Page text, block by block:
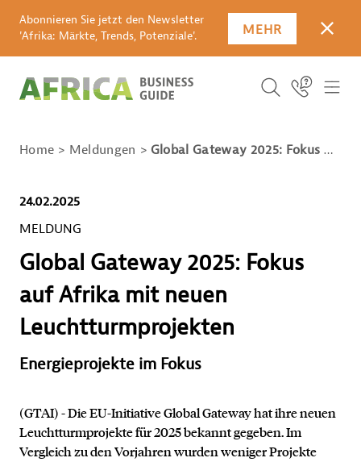
Abonnieren Sie jetzt den Newsletter
'Afrika: Märkte, Trends, Potenziale'.
MEHR
ICON
SUCHBEGRIFF
SUCHEN
Icon Link
Home Meldungen Global Gateway 2025: Fokus auf Afrika mit neuen Leuchtturmprojekten
24.02.2025
MELDUNG
Global Gateway 2025: Fokus
auf Afrika mit neuen
Leuchtturmprojekten
Energieprojekte im Fokus
(GTAI) - Die EU-Initiative Global Gateway hat ihre neuen
Leuchtturmprojekte für 2025 bekannt gegeben. Im
Vergleich zu den Vorjahren wurden weniger Projekte